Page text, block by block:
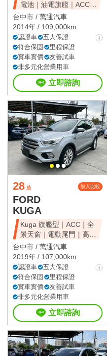
電池｜油電旗艦｜ACC｜
天窗豪華房
台中市 / 萬通汽車
2014年 / 109,000km
認證車
五大保證
符合保固
里程保證
實車實價
友善試車
非多元化營業用車
立即諮詢
28 萬 加入比較
FORD
KUGA
Kuga 旗艦型｜ACC｜全
景天窗｜電動尾門｜高CP
值休旅
台中市 / 萬通汽車
2019年 / 107,000km
認證車
五大保證
符合保固
里程保證
實車實價
友善試車
非多元化營業用車
立即諮詢